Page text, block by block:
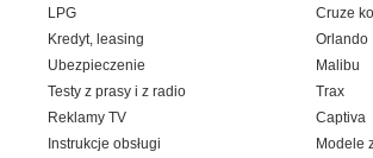
LPG
Kredyt, leasing
Ubezpieczenie
Testy z prasy i z radio
Reklamy TV
Instrukcje obsługi
Cruze
Orlando
Malibu
Trax
Captiva
Modele